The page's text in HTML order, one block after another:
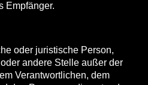
Empfänger.
oder juristische Person,
andere Stelle außer der
Verantwortlichen, dem